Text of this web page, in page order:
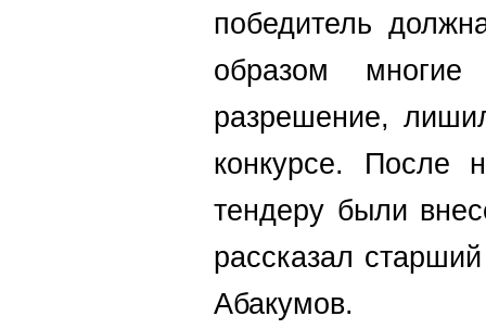
победитель
образом
разрешение,
конкурсе. После
тендеру были
рассказал
Абакумов.